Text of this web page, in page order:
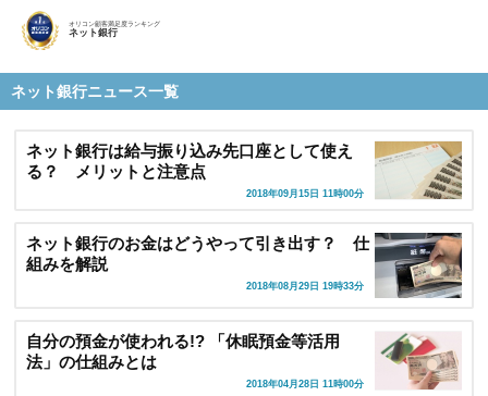
オリコン顧客満足度ランキング
ネット銀行
ネット銀行ニュース一覧
ネット銀行は給与振り込み先口座として使え
る？ メリットと注意点
2018年09月15日 11時00分
ネット銀行のお金はどうやって引き出す？ 仕
組みを解説
2018年08月29日 19時33分
自分の預金が使われる!? 「休眠預金等活用
法」の仕組みとは
2018年04月28日 11時00分